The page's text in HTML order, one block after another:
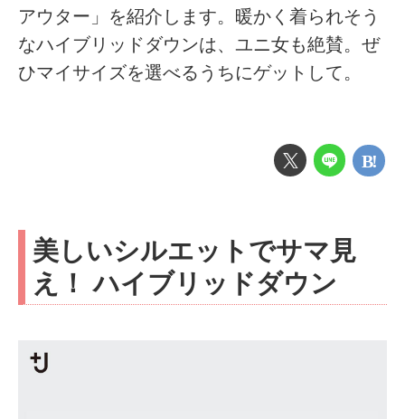
アウター」を紹介します。暖かく着られそう
なハイブリッドダウンは、ユニ女も絶賛。ぜ
ひマイサイズを選べるうちにゲットして。
美しいシルエットでサマ見
え！ ハイブリッドダウン